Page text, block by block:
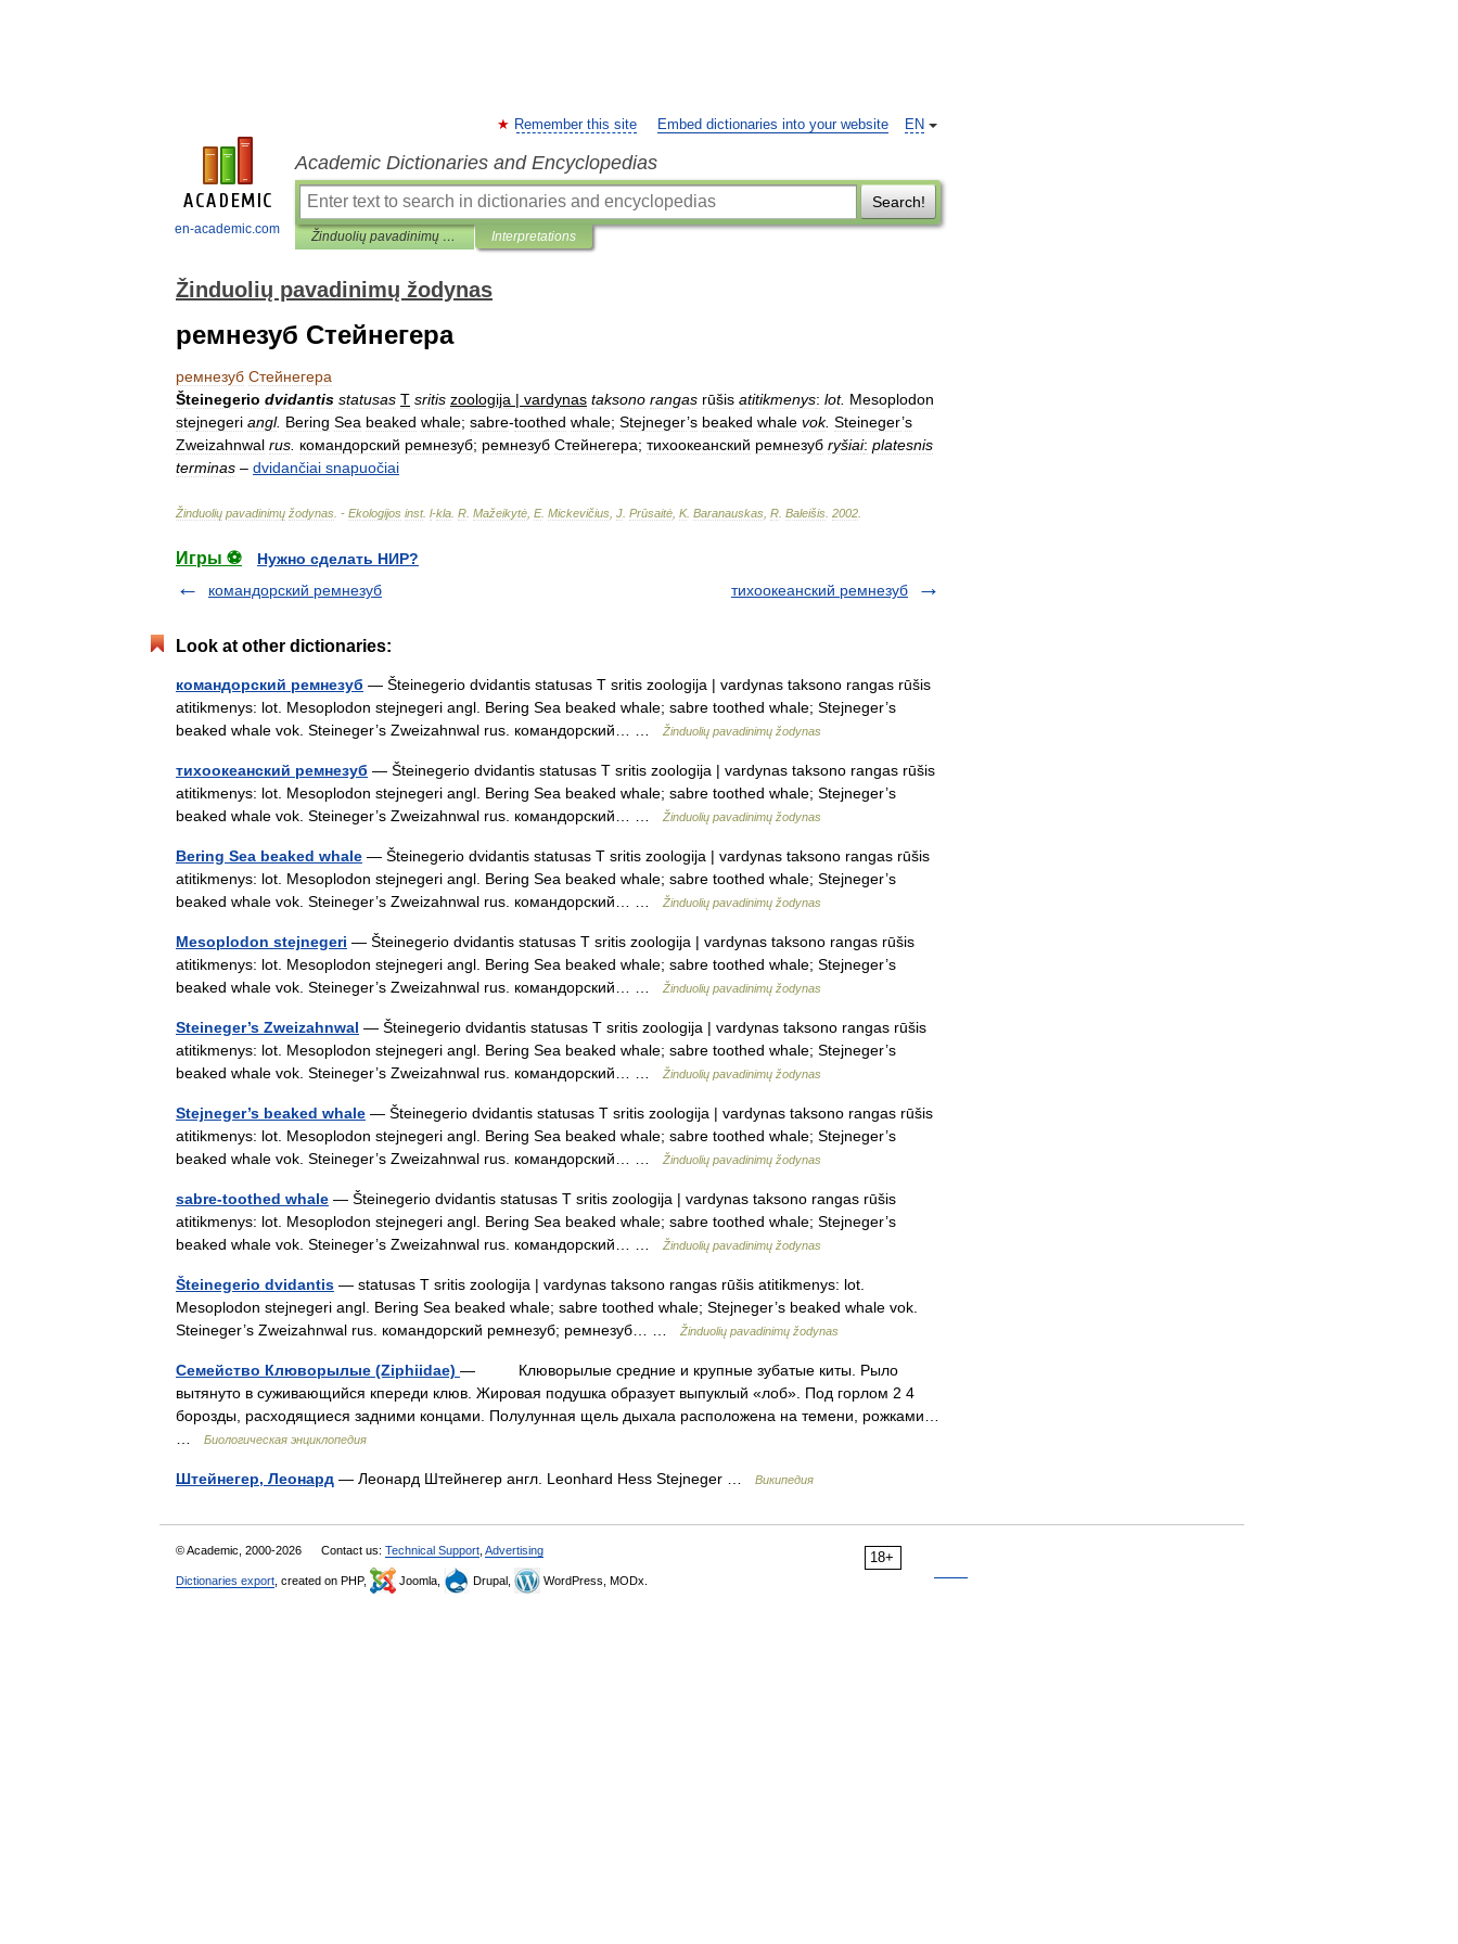
en-academic.com
EN
Remember this site Embed dictionaries into your website
Academic Dictionaries and Encyclopedias
Search!
Žinduolių pavadinimų žodynas Interpretations
Žinduolių pavadinimų žodynas
ремнезуб Стейнегера
ремнезуб Стейнегера
Šteinegerio dvidantis statusas T sritis zoologija | vardynas taksono rangas rūšis atitikmenys: lot. Mesoplodon
stejnegeri angl. Bering Sea beaked whale; sabre-toothed whale; Stejneger’s beaked whale vok. Steineger’s
Zweizahnwal rus командорский ремнезуб; ремнезуб Стейнегера; тихоокеанский ремнезуб ryšiai: platesnis
terminas – dvidančiai snapuočiai
Žinduolių pavadinimų žodynas . - Ekologijos inst. l-kla R Mažeikytė E. Mickevičius J Prūsaitė K. Baranauskas R Baleišis 2002
Игры ⚽
Нужно сделать НИР?
командорский ремнезуб
тихоокеанский ремнезуб
Look at other dictionaries:
командорский ремнезуб — Šteinegerio dvidantis statusas T sritis zoologija | vardynas taksono rangas rūšis
atitikmenys: lot. Mesoplodon stejnegeri angl. Bering Sea beaked whale; sabre toothed whale; Stejneger’s
beaked whale vok. Steineger’s Zweizahnwal rus. командорский… …
Žinduolių pavadinimų žodynas
тихоокеанский ремнезуб — Šteinegerio dvidantis statusas T sritis zoologija | vardynas taksono rangas rūšis
atitikmenys: lot. Mesoplodon stejnegeri angl. Bering Sea beaked whale; sabre toothed whale; Stejneger’s
beaked whale vok. Steineger’s Zweizahnwal rus. командорский… …
Žinduolių pavadinimų žodynas
Bering Sea beaked whale — Šteinegerio dvidantis statusas T sritis zoologija | vardynas taksono rangas rūšis
atitikmenys: lot. Mesoplodon stejnegeri angl. Bering Sea beaked whale; sabre toothed whale; Stejneger’s
beaked whale vok. Steineger’s Zweizahnwal rus. командорский… …
Žinduolių pavadinimų žodynas
Mesoplodon stejnegeri — Šteinegerio dvidantis statusas T sritis zoologija | vardynas taksono rangas rūšis
atitikmenys: lot. Mesoplodon stejnegeri angl. Bering Sea beaked whale; sabre toothed whale; Stejneger’s
beaked whale vok. Steineger’s Zweizahnwal rus. командорский… …
Žinduolių pavadinimų žodynas
Steineger’s Zweizahnwal — Šteinegerio dvidantis statusas T sritis zoologija | vardynas taksono rangas rūšis
atitikmenys: lot. Mesoplodon stejnegeri angl. Bering Sea beaked whale; sabre toothed whale; Stejneger’s
beaked whale vok. Steineger’s Zweizahnwal rus. командорский… …
Žinduolių pavadinimų žodynas
Stejneger’s beaked whale — Šteinegerio dvidantis statusas T sritis zoologija | vardynas taksono rangas rūšis
atitikmenys: lot. Mesoplodon stejnegeri angl. Bering Sea beaked whale; sabre toothed whale; Stejneger’s
beaked whale vok. Steineger’s Zweizahnwal rus. командорский… …
Žinduolių pavadinimų žodynas
sabre-toothed whale — Šteinegerio dvidantis statusas T sritis zoologija | vardynas taksono rangas rūšis
atitikmenys: lot. Mesoplodon stejnegeri angl. Bering Sea beaked whale; sabre toothed whale; Stejneger’s
beaked whale vok. Steineger’s Zweizahnwal rus. командорский… …
Žinduolių pavadinimų žodynas
Šteinegerio dvidantis — statusas T sritis zoologija | vardynas taksono rangas rūšis atitikmenys: lot.
Mesoplodon stejnegeri angl. Bering Sea beaked whale; sabre toothed whale; Stejneger’s beaked whale vok.
Steineger’s Zweizahnwal rus. командорский ремнезуб; ремнезуб… …
Žinduolių pavadinimų žodynas
Семейство Клюворылые (Ziphiidae) — Клюворылые средние и крупные зубатые киты. Рыло
вытянуто в суживающийся кпереди клюв. Жировая подушка образует выпуклый «лоб». Под горлом 2 4
борозды, расходящиеся задними концами. Полулунная щель дыхала расположена на темени, рожками…
Биологическая энциклопедия
Штейнегер, Леонард — Леонард Штейнегер англ. Leonhard Hess Stejneger … Википедия
18+
© Academic, 2000-2026 Contact us: Technical Support Advertising
Dictionaries export , created on PHP, Joomla, Drupal, WordPress, MODx.